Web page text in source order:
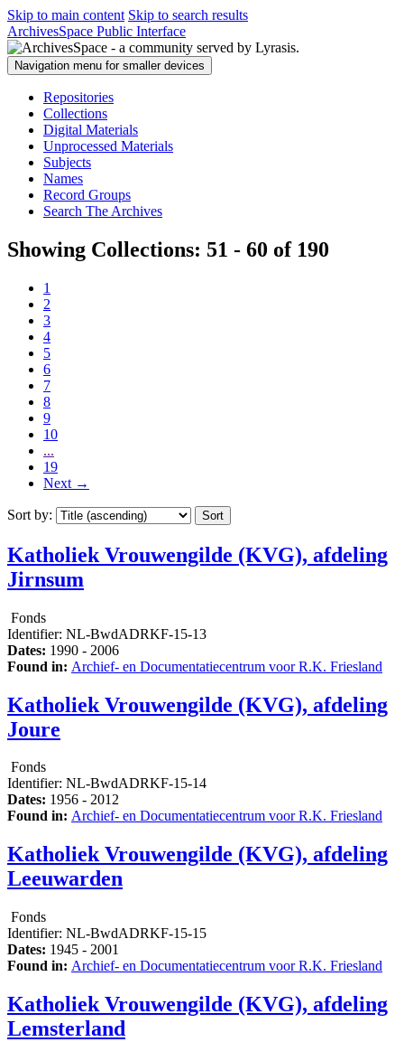
Skip to main content Skip to search results
ArchivesSpace Public Interface
Navigation menu for smaller devices
Repositories
Collections
Digital Materials
Unprocessed Materials
Subjects
Names
Record Groups
Search The Archives
Showing Collections: 51 - 60 of 190
1
2
3
4
5
6
7
8
9
10
...
19
Next →
Sort by:
Katholiek Vrouwengilde (KVG), afdeling
Jirnsum
Fonds
Identifier: NL-BwdADRKF-15-13
Dates: 1990 - 2006
Found in: Archief- en Documentatiecentrum voor R.K. Friesland
Katholiek Vrouwengilde (KVG), afdeling
Joure
Fonds
Identifier: NL-BwdADRKF-15-14
Dates: 1956 - 2012
Found in: Archief- en Documentatiecentrum voor R.K. Friesland
Katholiek Vrouwengilde (KVG), afdeling
Leeuwarden
Fonds
Identifier: NL-BwdADRKF-15-15
Dates: 1945 - 2001
Found in: Archief- en Documentatiecentrum voor R.K. Friesland
Katholiek Vrouwengilde (KVG), afdeling
Lemsterland